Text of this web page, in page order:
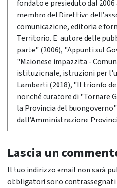
fondato e presieduto dal
membro del Direttivo
comunicazione, editoria e
Territorio. E’ autore delle
parte" (2006), "Appunti sul
"Maionese impazzita -
istituzionale, istruzioni per
Lamberti (2018), "Il trionfo
nonché curatore di "Tornare
la Provincia del
dall’Amministrazione
Lascia un
Il tuo indirizzo email non sarà
obbligatori sono contrassegnati